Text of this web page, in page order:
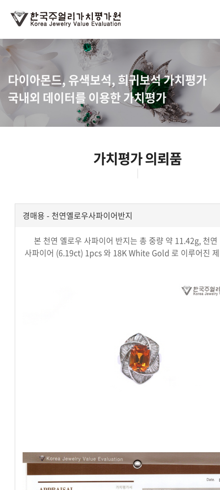
다이아몬드, 유색보석, 희귀보석 가치평가
국내외 데이터를 이용한 가치평가
가치평가 의뢰품
경매용 - 천연옐로우사파이어반지
본 천연 옐로우 사파이어 반지는 총 중량 약 11.42g, 천연
사파이어 (6.19ct) 1pcs 와 18K White Gold 로 이루어진